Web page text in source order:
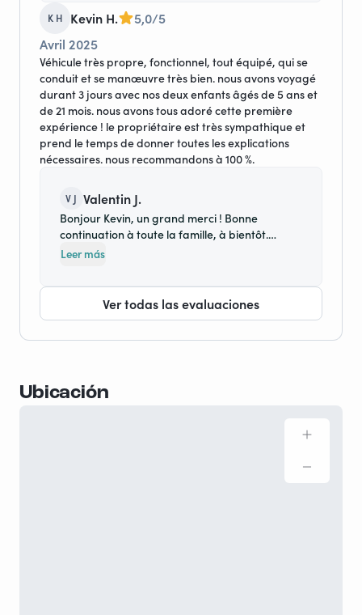
Au plaisir de vous accueillir à nouveau. Bien
cordialement. Valentin
K H Kevin H.
5,0/5
Avril 2025
Véhicule très propre, fonctionnel, tout équipé, qui se
conduit et se manœuvre très bien. nous avons voyagé
durant 3 jours avec nos deux enfants âgés de 5 ans et
de 21 mois. nous avons tous adoré cette première
expérience ! le propriétaire est très sympathique et
prend le temps de donner toutes les explications
nécessaires. nous recommandons à 100 %.
V J Valentin J.
Bonjour Kevin, un grand merci ! Bonne
continuation à toute la famille, à bientôt.
Valentin
Leer más
Ver todas las evaluaciones
Ubicación